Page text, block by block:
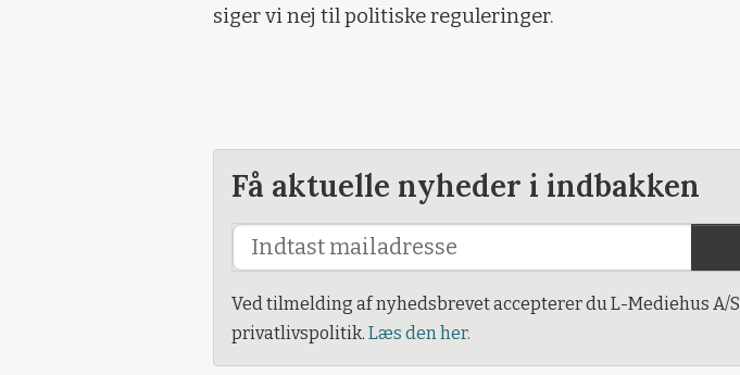
siger vi nej til politiske reguleringer.
Få aktuelle nyheder i indbakken
Ved tilmelding af nyhedsbrevet accepterer du L-Mediehus A/S
privatlivspolitik. Læs den her.